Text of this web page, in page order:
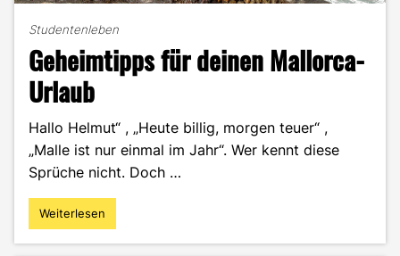
Studentenleben
Geheimtipps für deinen Mallorca-
Urlaub
Hallo Helmut“ , „Heute billig, morgen teuer“ ,
„Malle ist nur einmal im Jahr“. Wer kennt diese
Sprüche nicht. Doch …
"Geheimtipps
für
Weiterlesen